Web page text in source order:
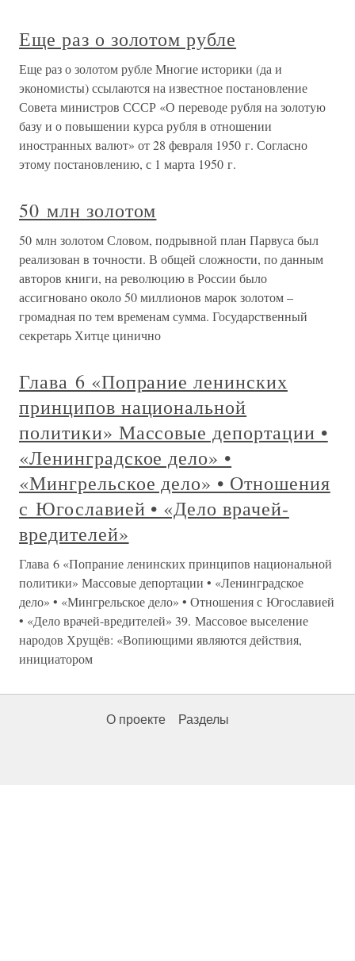
Еще раз о золотом рубле
Еще раз о золотом рубле Многие историки (да и
экономисты) ссылаются на известное постановление
Совета министров СССР «О переводе рубля на золотую
базу и о повышении курса рубля в отношении
иностранных валют» от 28 февраля 1950 г. Согласно
этому постановлению, с 1 марта 1950 г.
50 млн золотом
50 млн золотом Словом, подрывной план Парвуса был
реализован в точности. В общей сложности, по данным
авторов книги, на революцию в России было
ассигновано около 50 миллионов марок золотом –
громадная по тем временам сумма. Государственный
секретарь Хитце цинично
Глава 6 «Попрание ленинских
принципов национальной
политики» Массовые депортации •
«Ленинградское дело» •
«Мингрельское дело» • Отношения
с Югославией • «Дело врачей-
вредителей»
Глава 6 «Попрание ленинских принципов национальной
политики» Массовые депортации • «Ленинградское
дело» • «Мингрельское дело» • Отношения с Югославией
• «Дело врачей-вредителей» 39. Массовое выселение
народов Хрущёв: «Вопиющими являются действия,
инициатором
О проекте Разделы